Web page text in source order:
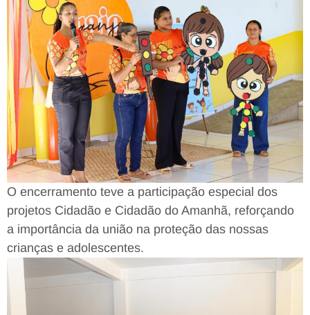
O encerramento teve a participação especial dos
projetos Cidadão e Cidadão do Amanhã, reforçando
a importância da união na proteção das nossas
crianças e adolescentes.